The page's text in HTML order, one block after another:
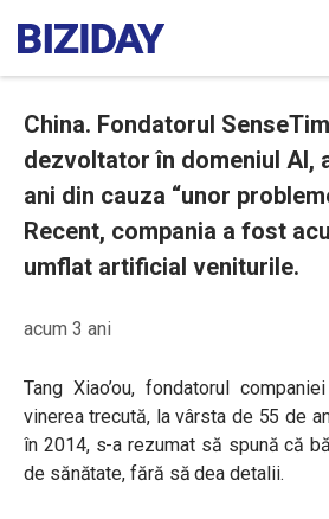
China. Fondatorul
dezvoltator în domeniul AI,
ani din cauza “unor
Recent, compania a fost
umflat artificial veniturile.
acum 3 ani
Tang Xiao’ou, fondatorul
vinerea trecută, la vârsta de 55 de
în 2014, s-a rezumat să spună că
de sănătate, fără să dea detalii.